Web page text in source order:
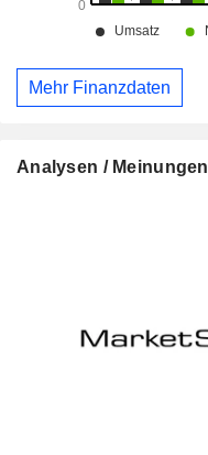
Mehr Finanzdaten
Analysen / Meinungen